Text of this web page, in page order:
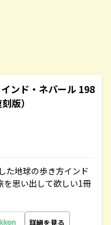
ンド・ネパール 198
版）
た地球の歩き方インド
思い出して欲しい1冊
詳細を見る